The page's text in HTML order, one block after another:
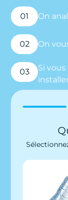
01 On
02 On
03
Si